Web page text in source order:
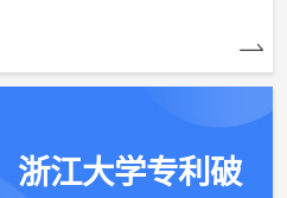
浙江大学专利破